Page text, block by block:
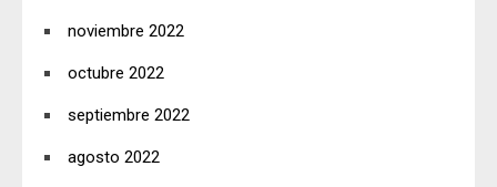
noviembre 2022
octubre 2022
septiembre 2022
agosto 2022